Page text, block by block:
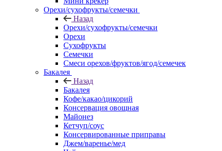
Орехи/сухофрукты/семечки
Назад
Орехи/сухофрукты/семечки
Орехи
Сухофрукты
Семечки
Смеси орехов/фруктов/ягод/семечек
Бакалея
Назад
Бакалея
Кофе/какао/цикорий
Консервация овощная
Майонез
Кетчуп/соус
Консервированные приправы
Джем/варенье/мед